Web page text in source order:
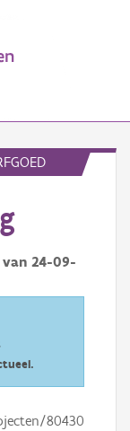
24-09-
80430